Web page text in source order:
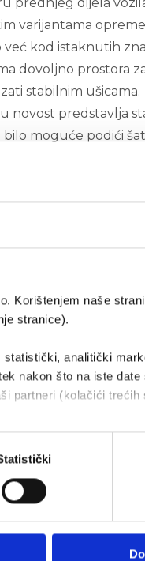
Korištenjem naše
stranice).
analitički
nakon što na iste
partneri (kolačići trećih
varijantama
već kod istaknutih
dovoljno prostora
stabilnim ušicama.
novost predstavlja
bilo moguće podići
premium
vozača nude veću
iKarlovcu.
novosti i
e-mail adresu te